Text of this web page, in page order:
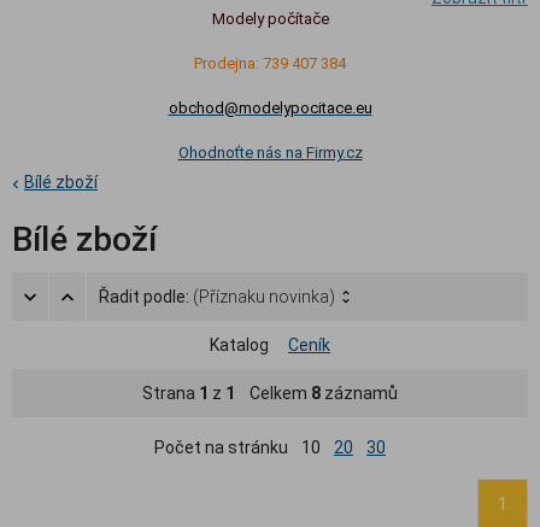
Modely počítače
Prodejna: 739 407 384
obchod@modelypocitace.eu
Ohodnoťte nás na Firmy.cz
Bílé zboží
Bílé zboží
Řadit podle: (Příznaku novinka)
Katalog Ceník
Strana 1 z 1 Celkem 8 záznamů
Počet na stránku 10 20 30
1